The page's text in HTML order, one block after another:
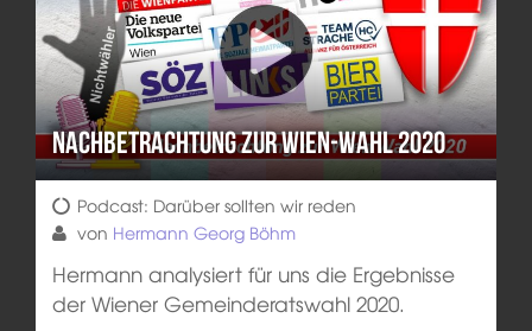
Nachbetrachtung zur Wien-Wahl 2020
Podcast: Darüber sollten wir reden
von Hermann Georg Böhm
Hermann analysiert für uns die Ergebnisse
der Wiener Gemeinderatswahl 2020.